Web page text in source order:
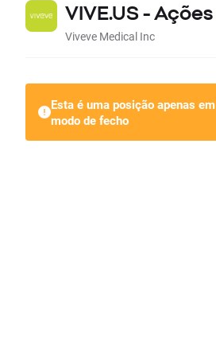
VIVE.US - Ações
Viveve Medical Inc
Esta é uma posição apenas em
modo de fecho